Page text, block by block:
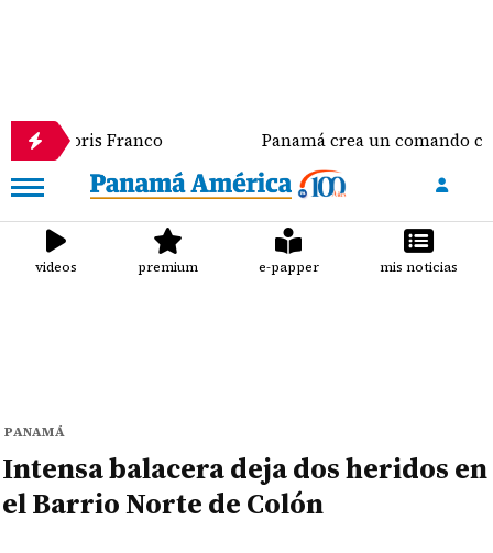
Panamá crea un comando conjunto que
videos premium e-papper mis noticias
PANAMÁ
Intensa balacera deja dos heridos en
el Barrio Norte de Colón